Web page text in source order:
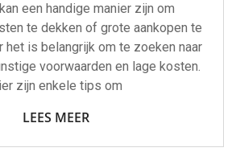
een handige manier zijn om
te dekken of grote aankopen te
het is belangrijk om te zoeken naar
voorwaarden en lage kosten.
zijn enkele tips om
LEES MEER